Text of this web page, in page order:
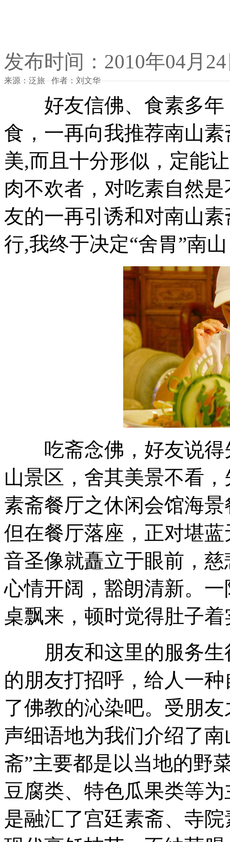
发布时间：2010年04月
来源：泛旅 作者：刘文华
好友信佛、食素多年
食，一再向我推荐南山
美,而且十分形似，定能
肉不欢者，对吃素自然
友的一再引诱和对南山
行,我终于决定“舍胃”南
吃斋念佛，好友说得
山景区，舍其美景不看
素斋餐厅之休闲会馆海
但在餐厅落座，正对堪
音圣像就矗立于眼前，
心情开阔，豁朗清新。
桌飘来，顿时觉得肚子
朋友和这里的服务生
的朋友打招呼，给人一
了佛教的沁染吧。受朋
声细语地为我们介绍了
斋”主要都是以当地的野
豆腐类、特色瓜果类等
是融汇了宫廷素斋、寺